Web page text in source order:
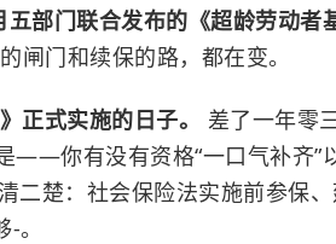
部门联合发布的《超龄劳动者
闸门和续保的路，都在变。
正式实施的日子。 差了一年零
——你有没有资格“一口气补齐”
二楚：社会保险法实施前参保
。